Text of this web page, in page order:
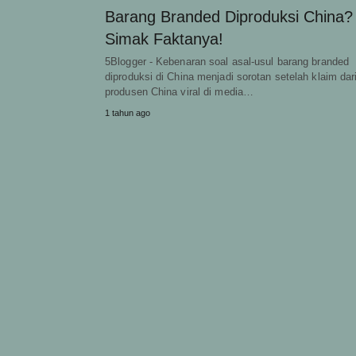
Barang Branded Diproduksi China?
Simak Faktanya!
5Blogger - Kebenaran soal asal-usul barang branded
diproduksi di China menjadi sorotan setelah klaim
produsen China viral di media…
1 tahun ago